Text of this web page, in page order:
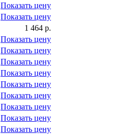
Показать цену
Показать цену
1 464 р.
Показать цену
Показать цену
Показать цену
Показать цену
Показать цену
Показать цену
Показать цену
Показать цену
Показать цену